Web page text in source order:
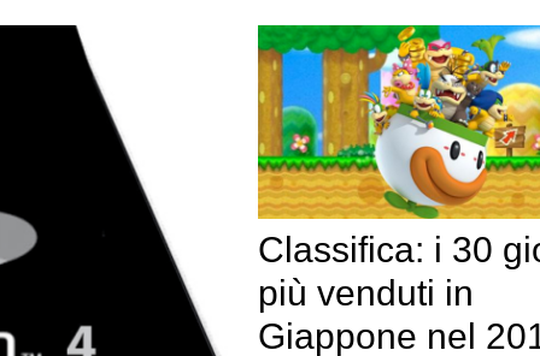
Classifica: i 30
più venduti in
Giappone nel